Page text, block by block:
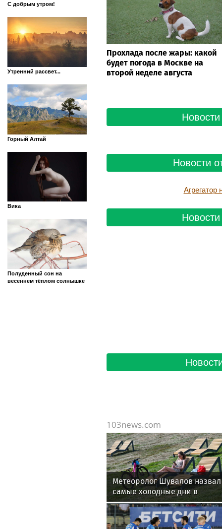
С добрым утром!
Утренний рассвет...
Горный Алтай
Вика
Полуденный сон на
весеннем тёплом солнышке
Прохлада после жары: какой
будет погода в Москве на
второй неделе августа
Новости
103news.com
Метеоролог Шувалов назвал
самые холодные дни в
Москве на предстоящей
неделе